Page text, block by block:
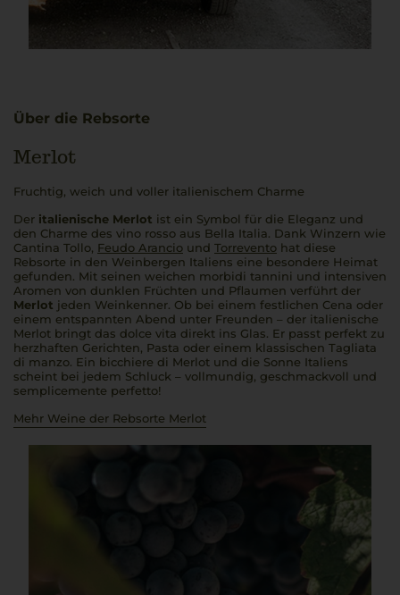
Über die Rebsorte
Merlot
Fruchtig, weich und voller italienischem Charme
Der italienische Merlot ist ein Symbol für die Eleganz und
den Charme des vino rosso aus Bella Italia. Dank Winzern wie
Cantina Tollo, Feudo Arancio und Torrevento hat diese
Rebsorte in den Weinbergen Italiens eine besondere Heimat
gefunden. Mit seinen weichen morbidi tannini und intensiven
Aromen von dunklen Früchten und Pflaumen verführt der
Merlot jeden Weinkenner. Ob bei einem festlichen Cena oder
einem entspannten Abend unter Freunden – der italienische
Merlot bringt das dolce vita direkt ins Glas. Er passt perfekt zu
herzhaften Gerichten, Pasta oder einem klassischen Tagliata
di manzo. Ein bicchiere di Merlot und die Sonne Italiens
scheint bei jedem Schluck – vollmundig, geschmackvoll und
semplicemente perfetto!
Mehr Weine der Rebsorte Merlot